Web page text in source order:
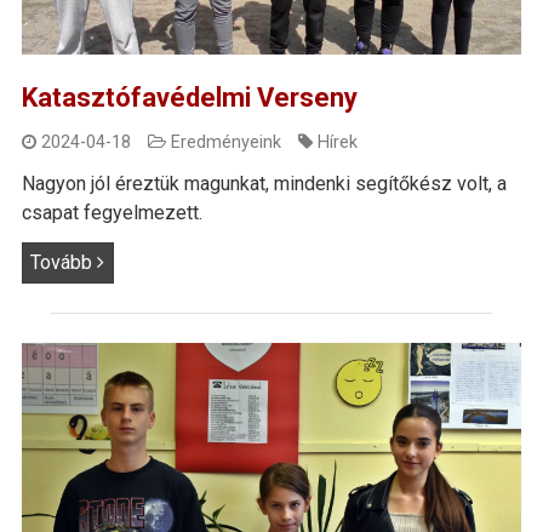
Katasztófavédelmi Verseny
2024-04-18 Eredményeink Hírek
Nagyon jól éreztük magunkat, mindenki segítőkész volt, a
csapat fegyelmezett.
Tovább